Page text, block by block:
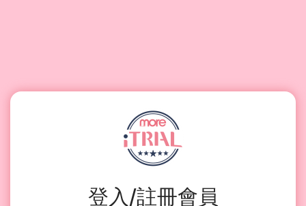
登入/註冊會員